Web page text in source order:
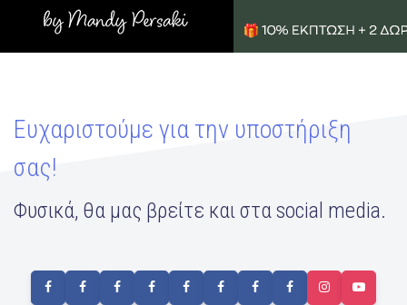
Ευχαριστούμε για την υποστήριξη
σας!
Φυσικά, θα μας βρείτε και στα social media.